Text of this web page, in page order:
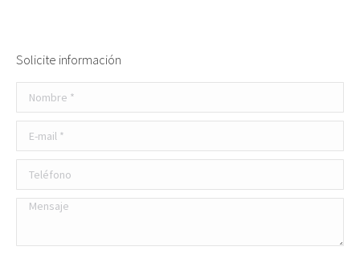
Solicite información
Nombre *
E-mail *
Teléfono
Mensaje